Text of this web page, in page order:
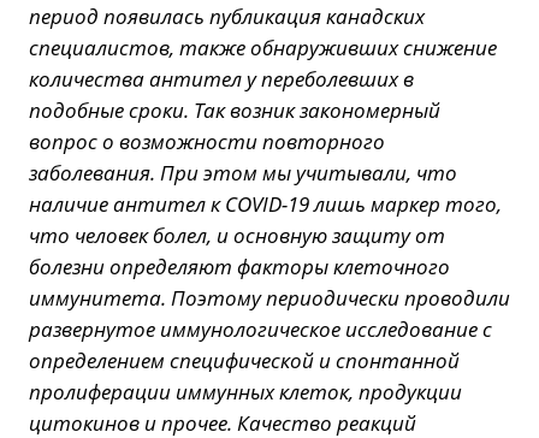
период появилась публикация канадских
специалистов, также обнаруживших снижение
количества антител у переболевших в
подобные сроки. Так возник закономерный
вопрос о возможности повторного
заболевания. При этом мы учитывали, что
наличие антител к COVID-19 лишь маркер того,
что человек болел, и основную защиту от
болезни определяют факторы клеточного
иммунитета. Поэтому периодически проводили
развернутое иммунологическое исследование с
определением специфической и спонтанной
пролиферации иммунных клеток, продукции
цитокинов и прочее. Качество реакций